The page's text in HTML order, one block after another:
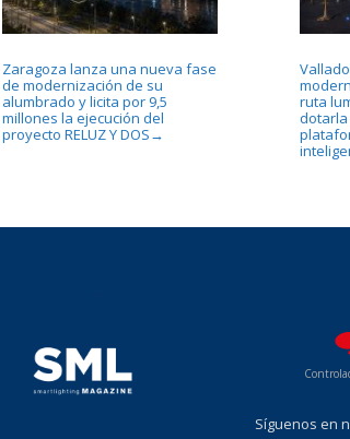
Zaragoza lanza una nueva fase
de modernización de su
alumbrado y licita por 9,5
millones la ejecución del
proyecto RELUZ Y DOS →
ruta
Síguenos en